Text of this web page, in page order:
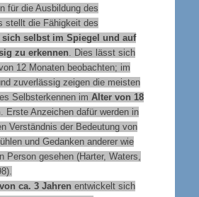
für die Ausbildung des
stellt die Fähigkeit des
sich selbst im Spiegel und auf
zu erkennen. Dies lässt sich
12 Monaten beobachten; im
zuverlässig zeigen die meisten
Selbsterkennen im Alter von 18
. Erste Anzeichen dafür werden in
Verständnis der Bedeutung von
und Gedanken anderer wie
Person gesehen (Harter, Waters,
ca. 3 Jahren entwickelt sich